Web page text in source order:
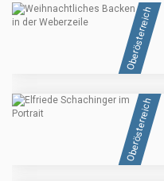
Oberösterreich
Oberösterreich